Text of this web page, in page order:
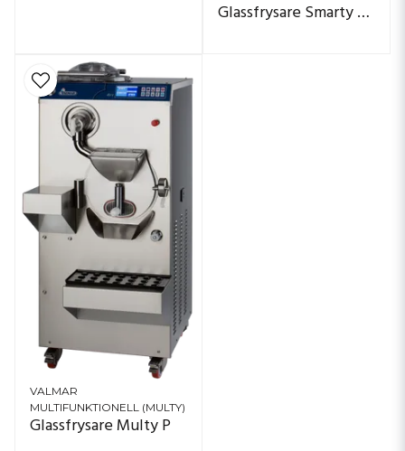
Glassfrysare Smarty TTi
VALMAR
MULTIFUNKTIONELL (MULTY)
Glassfrysare Multy P